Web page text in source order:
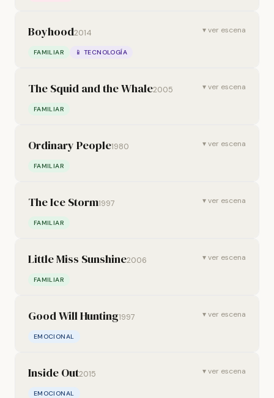
Boyhood2014
FAMILIAR 📱 TECNOLOGÍA
▾ ver escena
The Squid and the Whale2005
FAMILIAR
▾ ver escena
Ordinary People1980
FAMILIAR
▾ ver escena
The Ice Storm1997
FAMILIAR
▾ ver escena
Little Miss Sunshine2006
FAMILIAR
▾ ver escena
Good Will Hunting1997
EMOCIONAL
▾ ver escena
Inside Out2015
EMOCIONAL
▾ ver escena